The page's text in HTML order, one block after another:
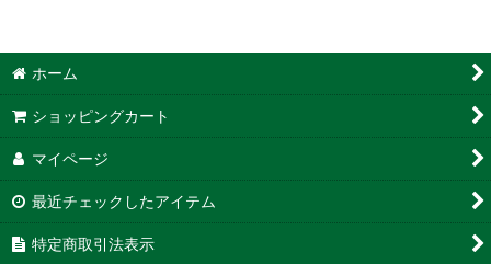
ホーム
ショッピングカート
マイページ
最近チェックしたアイテム
特定商取引法表示